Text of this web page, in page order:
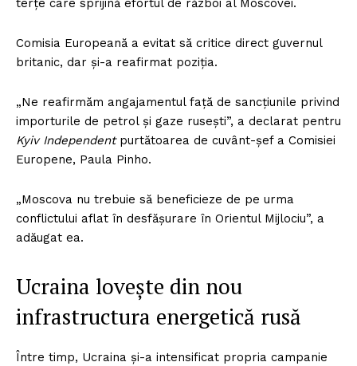
terțe care sprijină efortul de război al Moscovei.
Comisia Europeană a evitat să critice direct guvernul
britanic, dar și-a reafirmat poziția.
„Ne reafirmăm angajamentul față de sancțiunile privind
importurile de petrol și gaze rusești”, a declarat pentru
Kyiv Independentpurtătoarea de cuvânt-șef a Comisiei
Europene, Paula Pinho.
„Moscova nu trebuie să beneficieze de pe urma
conflictului aflat în desfășurare în Orientul Mijlociu”, a
adăugat ea.
Ucraina lovește din nou
infrastructura energetică rusă
Între timp, Ucraina și-a intensificat propria campanie